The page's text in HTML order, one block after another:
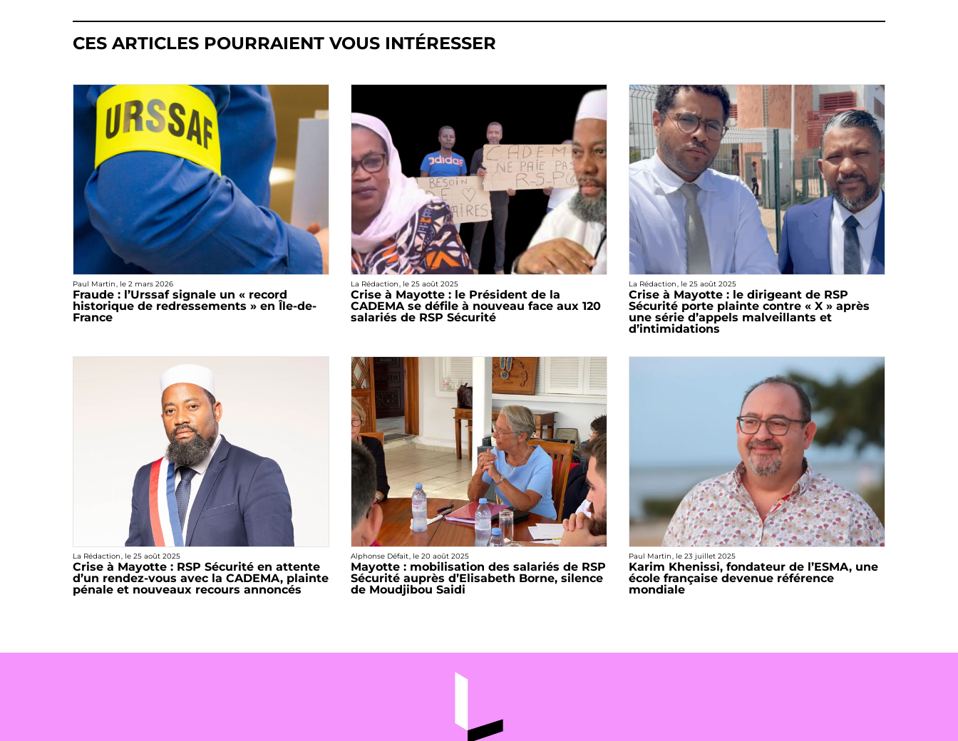
CES ARTICLES POURRAIENT VOUS INTÉRESSER
Paul Martin, le 2 mars 2026
Fraude : l’Urssaf signale un « record
historique de redressements » en Île-de-
France
La Rédaction, le 25 août 2025
Crise à Mayotte : le Président de la
CADEMA se défile à nouveau face aux 120
salariés de RSP Sécurité
La Rédaction, le 25 août 2025
Crise à Mayotte : le dirigeant de RSP
Sécurité porte plainte contre « X » après
une série d’appels malveillants et
d’intimidations
La Rédaction, le 25 août 2025
Crise à Mayotte : RSP Sécurité en attente
d’un rendez-vous avec la CADEMA, plainte
pénale et nouveaux recours annoncés
Alphonse Défait, le 20 août 2025
Mayotte : mobilisation des salariés de RSP
Sécurité auprès d’Elisabeth Borne, silence
de Moudjibou Saidi
Paul Martin, le 23 juillet 2025
Karim Khenissi, fondateur de l’ESMA, une
école française devenue référence
mondiale